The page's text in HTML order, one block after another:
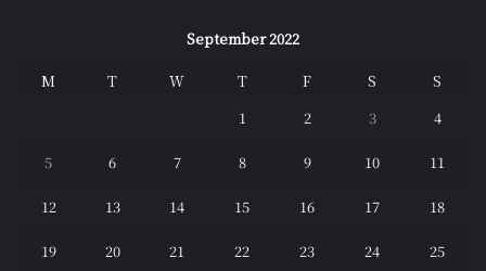
September 2022
M T W T F S
S
1
2 3 4
5 6 7 8 9 10 11
12 13 14 15 16 17 18
19 20 21 22 23 24 25